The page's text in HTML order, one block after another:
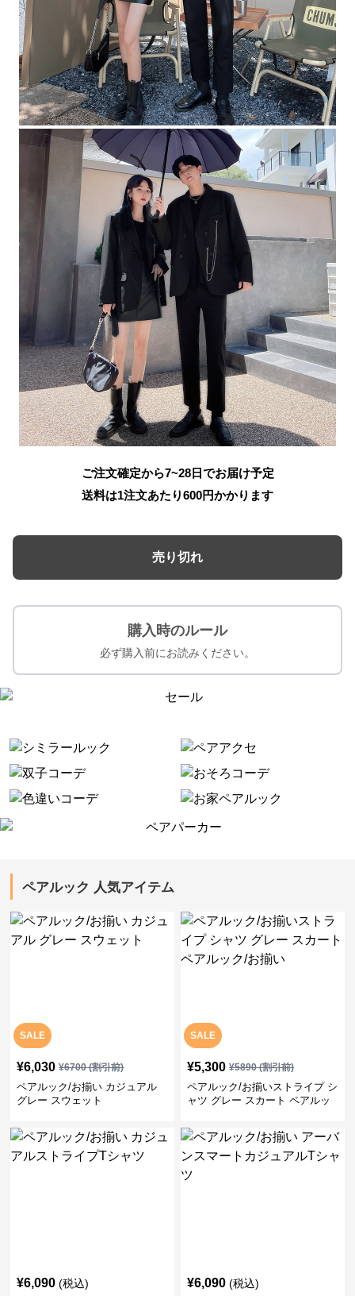
ご注文確定から7~28日でお届け予定
送料は1注文あたり600円かかります
売り切れ
購入時のルール
必ず購入前にお読みください。
ペアルック 人気アイテム
SALE
¥6,030 ¥6700(割引前)
ペアルック/お揃い カジュアル
グレー スウェット
SALE
¥5,300 ¥5890(割引前)
ペアルック/お揃いストライプ シ
ャツ グレー スカート ペアルッ
¥6,090 (税込) ¥6,090 (税込)